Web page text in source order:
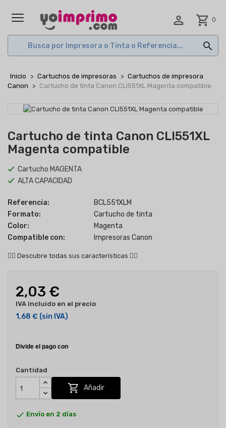
 shopping_cart 0

Inicio Cartuchos de impresoras
Cartuchos de impresora
Canon
Cartucho de tinta Canon CLI551XL Magenta compatible
Cartucho de tinta Canon CLI551XL
Magenta compatible
Cartucho MAGENTA
ALTA CAPACIDAD
Referencia:
BCL551XLM
Formato:
Cartucho de tinta
Color:
Magenta
Compatible con:
Impresoras Canon
👇🏻 Descubre todas sus características 👇🏻
2,03 €
IVA incluido en el precio
1,68 € (sin IVA)
Cantidad
 Añadir
 Envío en 2 días